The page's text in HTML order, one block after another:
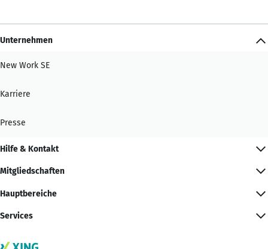
Unternehmen
New Work SE
Karriere
Presse
Hilfe & Kontakt
Mitgliedschaften
Hauptbereiche
Services